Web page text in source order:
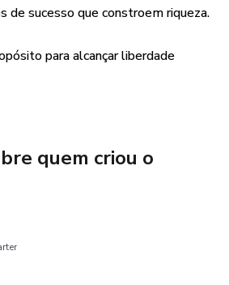
traz exercícios práticos, para você
e colher pequenas vitórias já na
de mais de 20 best-sellers
de sucesso que constroem riqueza.
para alcançar liberdade
quem criou o